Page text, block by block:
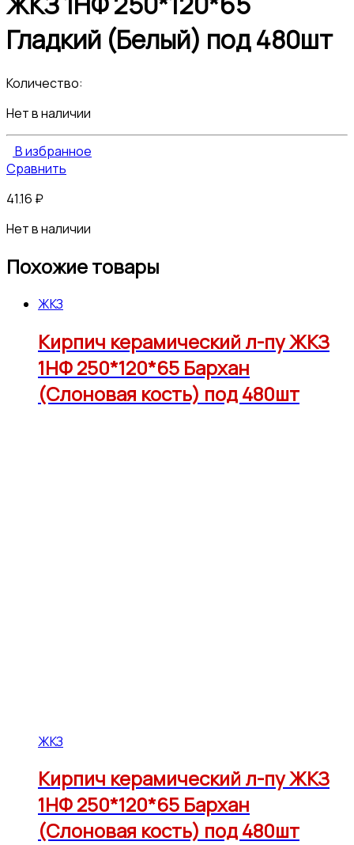
Гладкий (Белый) под 480шт
Количество:
Нет в наличии
В избранное
Сравнить
41.16 ₽
Нет в наличии
Похожие товары
ЖКЗ
Кирпич керамический л-пу ЖКЗ
1НФ 250*120*65 Бархан
(Слоновая кость) под 480шт
ЖКЗ
Кирпич керамический л-пу ЖКЗ
1НФ 250*120*65 Бархан
(Слоновая кость) под 480шт